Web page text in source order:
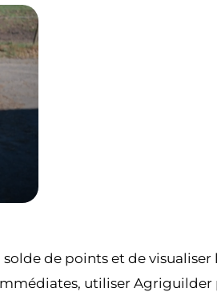
de points et de visualiser
utiliser